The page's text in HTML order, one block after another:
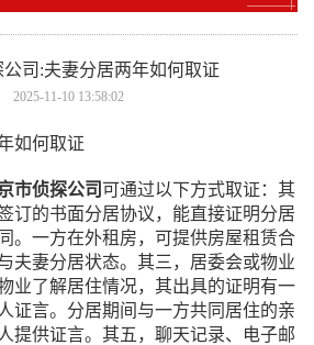
司:夫妻分居两年如何取证
2025-11-10 13:58:02
如何取证
市侦探公司 可通过以下方式取证：其
订的书面分居协议，能直接证明分居
。一方在外租房，可提供房屋租赁合
夫妻分居状态。其三，居委会或物业
业了解居住情况，其出具的证明有一
证言。分居期间与一方共同居住的亲
提供证言。其五，聊天记录、电子邮